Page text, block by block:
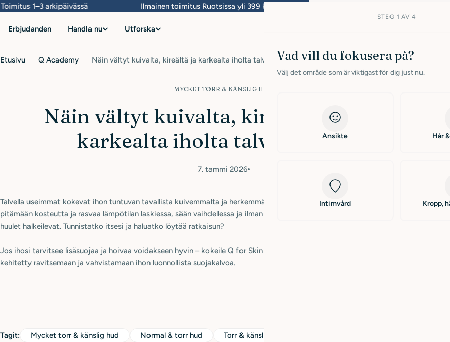
Siirry 1–3 arkipäivässä Ilmainen toimitus Ruotsissa yli 399 kr:n tilauksiin
Erbjudanden Handla nu Utforska
Etusivu Q Academy Näin vältyt kuivalta, kireältä ja karkealta iholta talvella
MYCKET TORR & KÄNSLIG HUD
Näin vältyt kuivalta, kireältä ja
karkealta iholta talvella
7. tammi 2026
Talvella useimmat kokevat ihon tuntuvan tavallista kuivemmalta ja herkemmältä. Tämä johtuu pitkälti siitä, että iho ei pysty
pitämään kosteutta ja rasvaa lämpötilan laskiessa, sään vaihdellessa ja ilman kuivuessa. Hiuspohja alkaa kutista, iho kiristyy ja
huulet halkeilevat. Tunnistatko itsesi ja haluatko löytää ratkaisun?
Jos ihosi tarvitsee lisäsuojaa ja hoivaa voidakseen hyvin – kokeile Q for Skin -tuotteita. Sensitive-sarjamme on erityisesti
kehitetty ravitsemaan ja vahvistamaan ihon luonnollista suojakalvoa.
Tagit: Mycket torr & känslig hud Normal & torr hud Torr & känslig hud
STEG 1 AV 4
Vad vill du fokusera på?
Välj det område som är viktigast för dig just nu.
Ansikte Hår
Intimvård Kropp,